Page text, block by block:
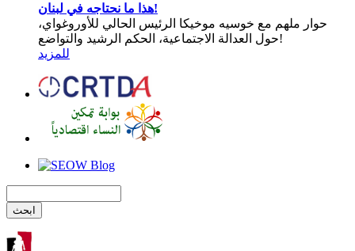
هذا ما نحتاجه في لبنان!
حوار ملهم مع خوسيه موخيكا الرئيس الحالي للأوروغواي،
حول العدالة الاجتماعية، الحكم الرشيد والتواضع!
للمزيد